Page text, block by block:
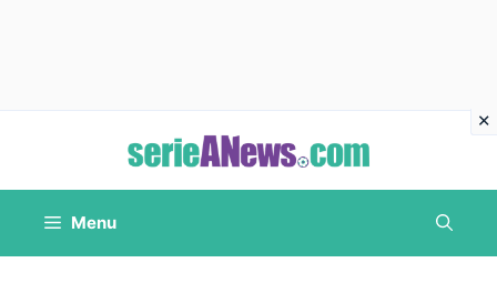
contenuto
Menu